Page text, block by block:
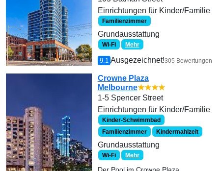
Einrichtungen für Kinder/Familie
Familienzimmer
Grundausstattung
Wi-Fi Mehr
9.1 Ausgezeichnet!305 Bewertungen
Crowne Plaza
Melbourne★★★★
1-5 Spencer Street
Einrichtungen für Kinder/Familie
Kinder-Schwimmbad
Familienzimmer
Kindermahlzeit
Grundausstattung
Wi-Fi Mehr
Der Pool im Crowne Plaza